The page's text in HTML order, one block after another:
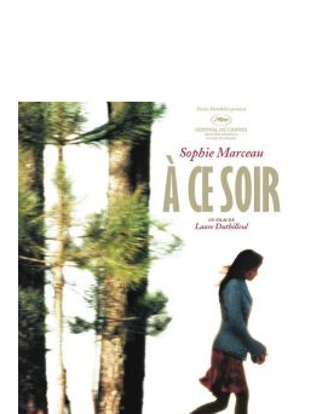
Misdaad
Musical
Oorlogsfilm
Romantische komedie
Thriller